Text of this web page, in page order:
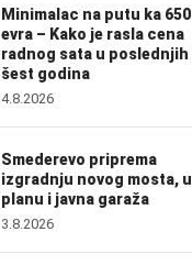
Minimalac na putu ka 650
evra – Kako je rasla cena
radnog sata u poslednjih
šest godina
4.8.2026
Smederevo priprema
izgradnju novog mosta, u
planu i javna garaža
3.8.2026